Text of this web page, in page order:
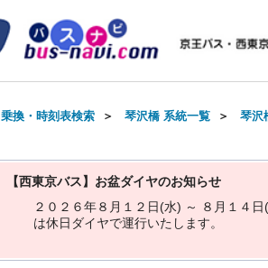
乗換・時刻表検索 ＞ 琴沢橋 系統一覧 ＞ 琴沢
【西東京バス】お盆ダイヤのお知らせ
２ ０ ２ ６年８ 月 １ ２ 日(水) ～ ８ 月 １ ４ 日(
は休日 ダイヤで運行いた し ます。